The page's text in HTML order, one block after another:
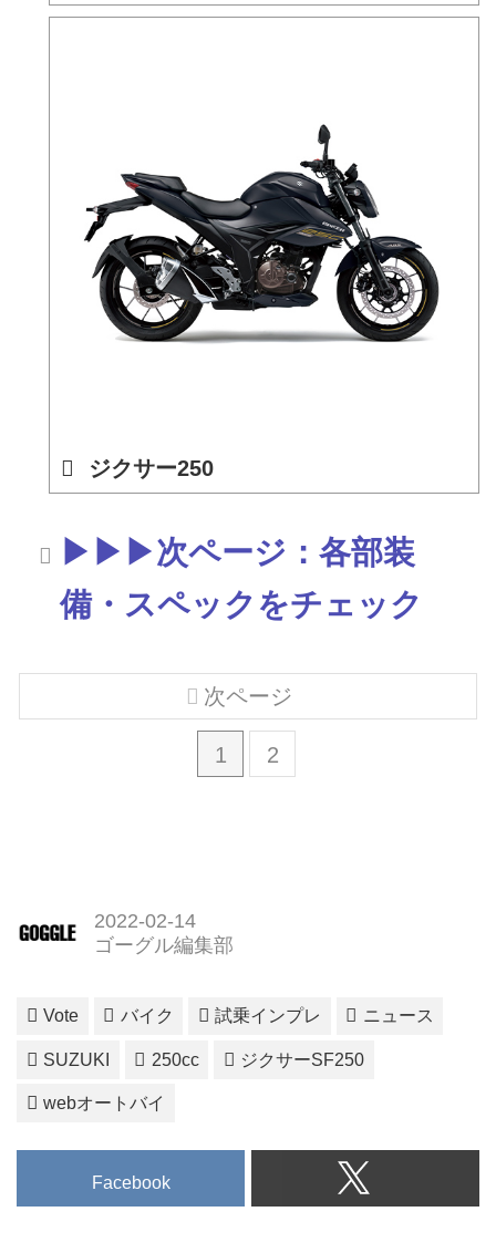
ジクサー250
▶▶▶次ページ：各部装
備・スペックをチェック
1 2
次ページ
2022-02-14
ゴーグル編集部
Vote バイク 試乗インプレ ニュース
SUZUKI 250cc ジクサーSF250
webオートバイ
Facebook